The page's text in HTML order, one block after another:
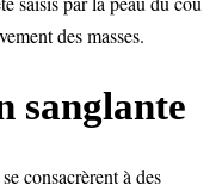
des masses.
sanglante
consacrèrent à des